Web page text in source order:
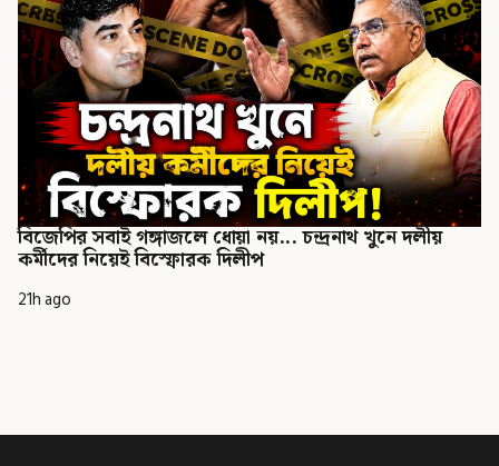
বিজেপির সবাই গঙ্গাজলে ধোয়া নয়... চন্দ্রনাথ খুনে দলীয়
কর্মীদের নিয়েই বিস্ফোরক দিলীপ
21h ago